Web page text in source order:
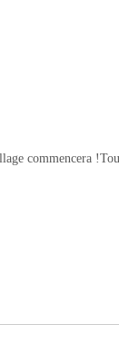
commencera